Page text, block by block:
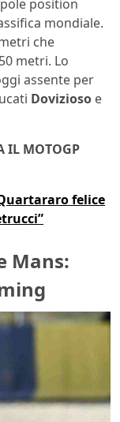
position
mondiale.
che
metri. Lo
assente per
Dovizioso e
IL MOTOGP
felice
Mans: